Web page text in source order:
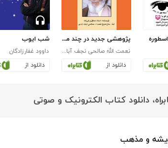
پژوهشی جدید در چند مبحث فقهی
نعمت الله صالحی نجف آبادی
دانلود از
شب ایوب
داوود غفارزادگان
دانلود از
دانلود کتاب الکترونیک و صوتی
و مذهب